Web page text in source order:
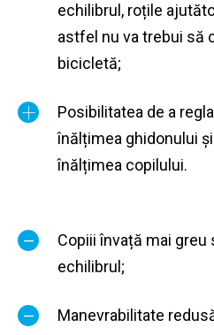
echilibrul, roțile
astfel nu va trebui să
bicicletă;
Posibilitatea de a
înălțimea ghidonului
înălțimea copilului.
Copiii învață mai
echilibrul;
Manevrabilitate